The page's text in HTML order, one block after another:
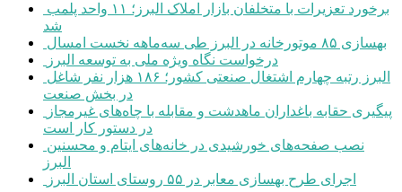
شد
بهسازی ۸۵ موتورخانه در البرز طی سه‌ماهه نخست امسال
درخواست نگاه ویژه ملی به توسعه البرز
در بخش صنعت
در دستور کار است
البرز
اجرای طرح بهسازی معابر در ۵۵ روستای استان البرز